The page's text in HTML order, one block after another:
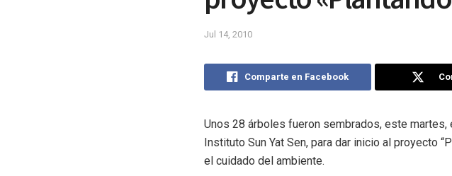
Jul 14, 2010
Comparte en Facebook
Unos 28 árboles fueron sembrados, este martes,
Instituto Sun Yat Sen, para dar inicio al proyecto
el cuidado del ambiente.